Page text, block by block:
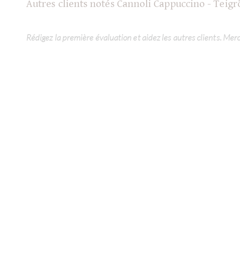
Autres clients notés Cannoli Cappuccino -
Rédigez la première évaluation et aidez les autres clients.